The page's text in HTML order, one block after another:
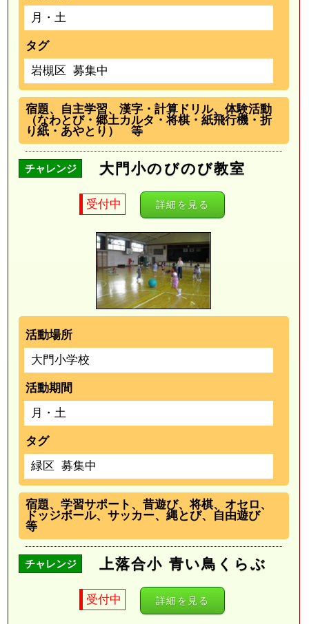
月・土
タグ
岩槻区 募集中
宿題、自主学習、漢字・計算ドリル、体験活動
（なわとび・郷土カルタ・将棋・紙飛行機・折
り紙・あやとり） 等
チャレンジ 大門小のびのび教室
受付中 詳細を見る
活動場所
大門小学校
活動期間
月・土
タグ
緑区
募集中
宿題、学習サポート、昔遊び、将棋、オセロ、
ドッジボール、サッカー、縄とび、自由遊び
等
チャレンジ 上落合小 青い鳥くらぶ
受付中 詳細を見る